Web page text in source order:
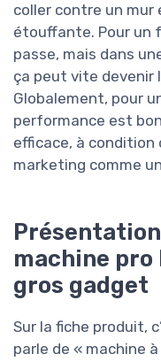
coller contre un
étouffante. Pour un
passe, mais dans
ça peut vite devenir
Globalement, pour
performance est
efficace, à condition
marketing comme
machine
gros gadget
Sur la fiche produit,
parle de « machine